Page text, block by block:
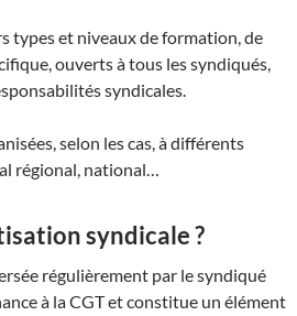
types et niveaux de formation, de
ouverts à tous les syndiqués,
syndicales.
selon les cas, à différents
régional, national…
syndicale ?
régulièrement par le syndiqué
à la CGT et constitue un élément